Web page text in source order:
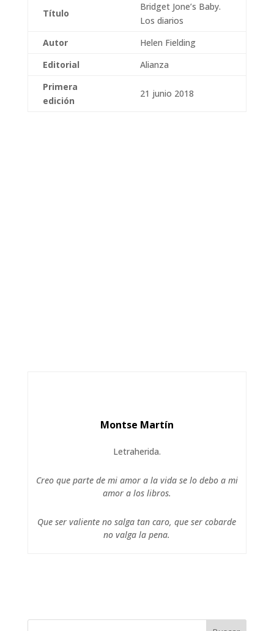
Título
Bridget Jone’s Baby.
Los diarios
Autor
Helen Fielding
Editorial
Alianza
Primera
edición
21 junio 2018
Montse Martín
Letraherida.
Creo que parte de mi amor a la vida se lo debo a mi
amor a los libros.
Que ser valiente no salga tan caro, que ser cobarde
no valga la pena.